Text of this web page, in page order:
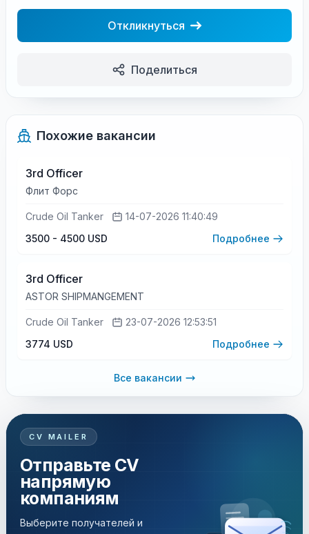
Откликнуться
Поделиться
Похожие вакансии
3rd Officer
Флит Форс
Crude Oil Tanker
14-07-2026 11:40:49
3500 - 4500 USD
Подробнее
3rd Officer
ASTOR SHIPMANGEMENT
Crude Oil Tanker
23-07-2026 12:53:51
3774 USD
Подробнее
Все вакансии
CV MAILER
Отправьте CV
напрямую
компаниям
Выберите получателей и